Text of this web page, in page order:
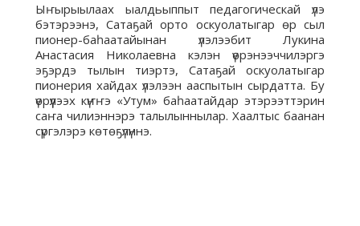
Ыҥырыылаах ыалдьыппыт педагогическай үлэ
бэтэрээнэ, Сатаҕай орто оскуолатыгар өр сыл
пионер-баһаатайынан үлэлээбит Лукина
Анастасия Николаевна кэлэн үөрэнээччилэргэ
эҕэрдэ тылын тиэртэ, Сатаҕай оскуолатыгар
пионерия хайдах үлэлээн ааспытын сырдатта. Бу
үөрүүлээх күҥҥэ «Утум» баһаатайдар этэрээттэрин
саҥа чилиэннэрэ талылыннылар. Хаалтыс баанан
сүргэлэрэ көтөҕүлүннэ.